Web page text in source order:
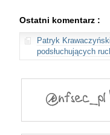
Ostatni komentarz :
Patryk Krawaczyński
podsłuchujących